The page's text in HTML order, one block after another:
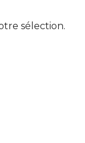
sélection.